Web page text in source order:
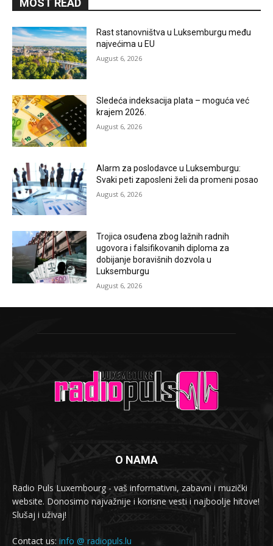
MOST READ
Rast stanovništva u Luksemburgu među
najvećima u EU
August 6, 2026
Sledeća indeksacija plata – moguća već
krajem 2026.
August 6, 2026
Alarm za poslodavce u Luksemburgu:
Svaki peti zaposleni želi da promeni posao
August 6, 2026
Trojica osuđena zbog lažnih radnih
ugovora i falsifikovanih diploma za
dobijanje boravišnih dozvola u
Luksemburgu
August 6, 2026
O NAMA
Radio Puls Luxembourg - vaš informativni, zabavni i muzički
website. Donosimo najvažnije i korisne vesti i najboolje hitove!
Slušaj i uživaj!
Contact us: info @ radiopuls.lu